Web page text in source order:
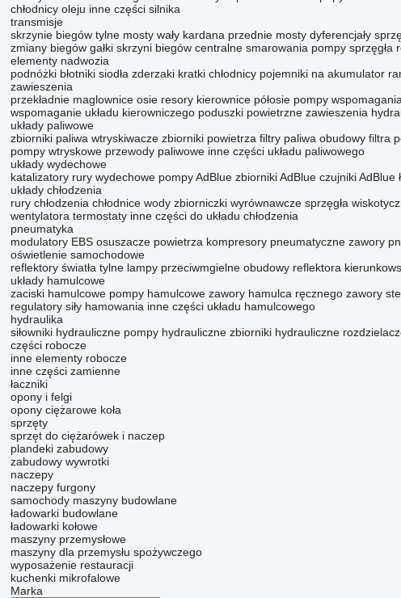
chłodnicy oleju inne części silnika
transmisje
skrzynie biegów tylne mosty wały kardana przednie mosty dyferencjały
zmiany biegów gałki skrzyni biegów centralne smarowania pompy sprzęgła
elementy nadwozia
podnóżki błotniki siodła zderzaki kratki chłodnicy pojemniki na akumulator
zawieszenia
przekładnie maglownice osie resory kierownice półosie pompy wspomagania
wspomaganie układu kierowniczego poduszki powietrzne zawieszenia
układy paliwowe
zbiorniki paliwa wtryskiwacze zbiorniki powietrza filtry paliwa obudowy filtra
pompy wtryskowe przewody paliwowe inne części układu paliwowego
układy wydechowe
katalizatory rury wydechowe pompy AdBlue zbiorniki AdBlue czujniki AdBlue
układy chłodzenia
rury chłodzenia chłodnice wody zbiorniczki wyrównawcze sprzęgła
wentylatora termostaty inne części do układu chłodzenia
pneumatyka
modulatory EBS osuszacze powietrza kompresory pneumatyczne zawory
oświetlenie samochodowe
reflektory światła tylne lampy przeciwmgielne obudowy reflektora
układy hamulcowe
zaciski hamulcowe pompy hamulcowe zawory hamulca ręcznego zawory
regulatory siły hamowania inne części układu hamulcowego
hydraulika
siłowniki hydrauliczne pompy hydrauliczne zbiorniki hydrauliczne
części robocze
inne elementy robocze
inne części zamienne
łaczniki
opony i felgi
opony ciężarowe koła
sprzęty
sprzęt do ciężarówek i naczep
plandeki zabudowy
zabudowy wywrotki
naczepy
naczepy furgony
samochody maszyny budowlane
ładowarki budowlane
ładowarki kołowe
maszyny przemysłowe
maszyny dla przemysłu spożywczego
wyposażenie restauracji
kuchenki mikrofalowe
Marka